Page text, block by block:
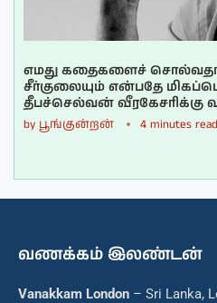
எமது கதைகளைச்
சீர்குலையும் என்பதே
தீபச்செல்வன் வீரகேசரிக்கு
by பூங்குன்றன் 4 minutes read
வணக்கம் இலண்டன்
Vanakkam London – Sri Lanka,